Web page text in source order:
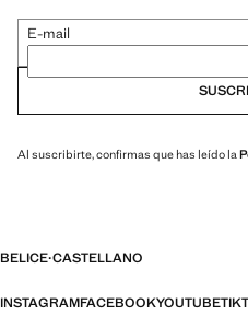
E-mail
Al suscribirte, confirmas que has leído la
BELICE·CASTELLANO
INSTAGRAMFACEBOOKYOUTUBE